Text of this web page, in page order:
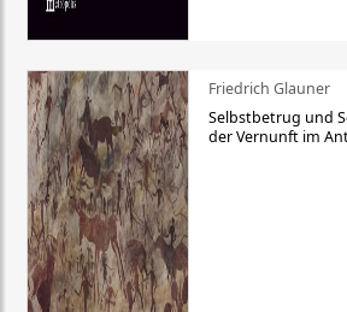
Friedrich Glauner
Selbstbetrug und
der Vernunft im